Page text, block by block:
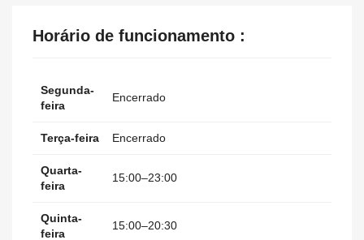
Horário de funcionamento :
Segunda-
feira
Encerrado
Terça-feira Encerrado
Quarta-
feira
15:00–23:00
Quinta-
feira
15:00–20:30